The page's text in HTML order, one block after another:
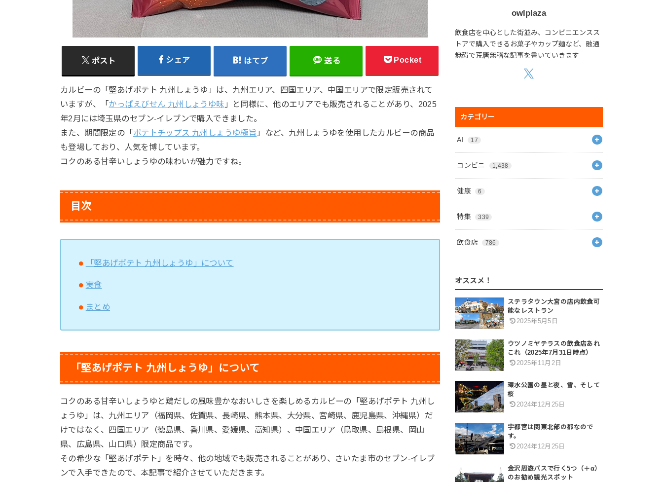
ポスト シェア はてブ 送る Pocket
カルビーの「堅あげポテト 九州しょうゆ」は、九州エリア、四国エリア、中国エリアで限定販売されて
いますが、「 かっぱえびせん 九州しょうゆ味 」と同様に、他のエリアでも販売されることがあり、2025
年2月には埼玉県のセブン-イレブンで購入できました。
また、期間限定の「 ポテトチップス 九州しょうゆ極旨 」など、九州しょうゆを使用したカルビーの商品
も登場しており、人気を博しています。
コクのある甘辛いしょうゆの味わいが魅力ですね。
目次
「堅あげポテト 九州しょうゆ」について
実食
まとめ
「堅あげポテト 九州しょうゆ」について
コクのある甘辛いしょうゆと鶏だしの風味豊かなおいしさを楽しめるカルビーの「堅あげポテト 九州し
ょうゆ」は、九州エリア（福岡県、佐賀県、長崎県、熊本県、大分県、宮崎県、鹿児島県、沖縄県）だ
けではなく、四国エリア（徳島県、香川県、愛媛県、高知県）、中国エリア（鳥取県、島根県、岡山
県、広島県、山口県）限定商品です。
その希少な「堅あげポテト」を時々、他の地域でも販売されることがあり、さいたま市のセブン-イレブ
ンで入手できたので、本記事で紹介させていただきます。
owlplaza
飲食店を中心とした街並み、コンビニエンスス
トアで購入できるお菓子やカップ麺など、融通
無碍で荒唐無稽な記事を書いていきます
カテゴリー
AI 17
コンビニ 1,438
健康 6
特集 339
飲食店 786
オススメ！
ステラタウン大宮の店内飲食可
能なレストラン
2025年5月5日
ウツノミヤテラスの飲食店あれ
これ（2025年7月31日時点）
2025年11月2日
環水公園の昼と夜、雪、そして
桜
2024年12月25日
宇都宮は関東北部の都なので
す。
2024年12月25日
金沢周遊バスで行く5つ（＋α）
のお勧め観光スポット